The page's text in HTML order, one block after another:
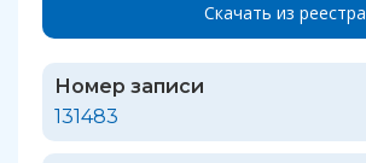
Скачать из реестра
Номер записи
131483